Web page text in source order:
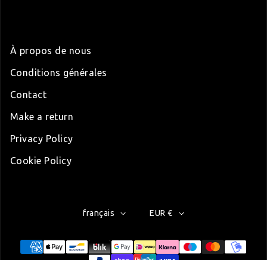
À propos de nous
Conditions générales
Contact
Make a return
Privacy Policy
Cookie Policy
Modes de paiement
français EUR €